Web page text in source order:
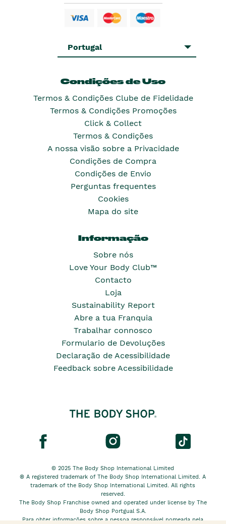
Portugal
Condições de Uso
Termos & Condições Clube de Fidelidade
Termos & Condições Promoções
Click & Collect
Termos & Condições
A nossa visão sobre a Privacidade
Condições de Compra
Condições de Envio
Perguntas frequentes
Cookies
Mapa do site
Informação
Sobre nós
Love Your Body Club™
Contacto
Loja
Sustainability Report
Abre a tua Franquia
Trabalhar connosco
Formulario de Devoluções
Declaração de Acessibilidade
Feedback sobre Acessibilidade
© 2025 The Body Shop International Limited
® A registered trademark of The Body Shop International Limited. A
trademark of the Body Shop International Limited. All rights
reserved.
The Body Shop Franchise owned and operated under license by The
Body Shop Portgual S.A.
Para obter informações sobre a pessoa responsável nomeada pela